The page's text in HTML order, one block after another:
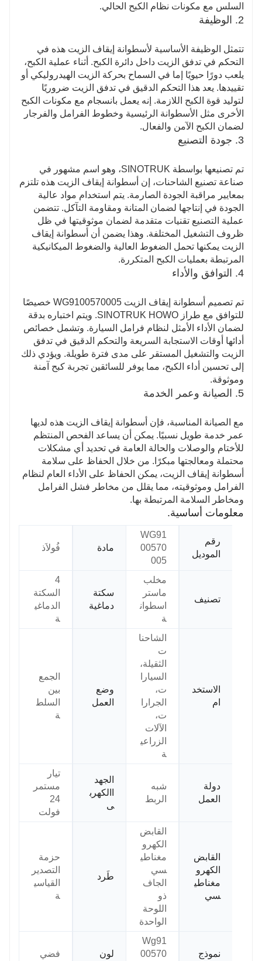
السلس مع مكونات نظام الكبح الحالي.
2. الوظيفة
تتمثل الوظيفة الأساسية لأسطوانة إيقاف الزيت هذه في
التحكم في تدفق الزيت داخل دائرة الكبح. أثناء عملية الكبح،
يلعب دورًا حيويًا إما في السماح بحركة الزيت الهيدروليكي أو
تقييدها. يعد هذا التحكم الدقيق في تدفق الزيت ضروريًا
لتوليد قوة الكبح اللازمة. إنه يعمل بانسجام مع مكونات الكبح
الأخرى مثل الأسطوانة الرئيسية وخطوط الفرامل والفرجار
لضمان الكبح الآمن والفعال.
3. جودة التصنيع
تم تصنيعها بواسطة SINOTRUK، وهو اسم مشهور في
صناعة تصنيع الشاحنات، إن أسطوانة إيقاف الزيت هذه تلتزم
بمعايير مراقبة الجودة الصارمة. يتم استخدام مواد عالية
الجودة في إنتاجها لضمان المتانة ومقاومة التآكل. تتضمن
عملية التصنيع تقنيات متقدمة لضمان موثوقيتها في ظل
ظروف التشغيل المختلفة. وهذا يضمن أن أسطوانة إيقاف
الزيت يمكنها تحمل الضغوط العالية والضغوط الميكانيكية
المرتبطة بعمليات الكبح المتكررة.
4. التوافق والأداء
تم تصميم أسطوانة إيقاف الزيت WG9100570005 خصيصًا
للتوافق مع طراز SINOTRUK HOWO. ويتم اختباره بدقة
لضمان الأداء الأمثل لنظام فرامل السيارة. وتشمل خصائص
أدائها أوقات الاستجابة السريعة والتحكم الدقيق في تدفق
الزيت والتشغيل المستقر على مدى فترة طويلة. ويؤدي ذلك
إلى تحسين أداء الكبح، مما يوفر للسائقين تجربة كبح آمنة
وموثوقة.
5. الصيانة وعمر الخدمة
مع الصيانة المناسبة، فإن أسطوانة إيقاف الزيت هذه لديها
عمر خدمة طويل نسبيًا. يمكن أن يساعد الفحص المنتظم
للأختام والوصلات والحالة العامة في تحديد أي مشكلات
محتملة ومعالجتها مبكرًا. من خلال الحفاظ على سلامة
أسطوانة إيقاف الزيت، يمكن الحفاظ على الأداء العام لنظام
الفرامل وموثوقيته، مما يقلل من مخاطر فشل الفرامل
ومخاطر السلامة المرتبطة بها.
معلومات أساسية.
رقم
الموديل
WG91
00570
005
مادة فُولاَذ
تصنيف
مخلب
ماستر
اسطوان
ة
سكتة
دماغية
4
السكتة
الدماغي
ة
الاستخد
ام
الشاحنا
ت
الثقيلة،
السيارا
ت،
الجرارا
ت،
الآلات
الزراعي
ة
وضع
العمل
الجمع
بين
السلط
ة
دولة
العمل
شبه
الربط
الجهد
االكهرب
ى
تيار
مستمر
24
فولت
القابض
الكهرو
مغناطي
سي
القابض
الكهرو
مغناطي
سي
الجاف
ذو
اللوحة
الواحدة
طَرد
حزمة
التصدير
القياسي
ة
نموذج
Wg91
00570
لون فضي